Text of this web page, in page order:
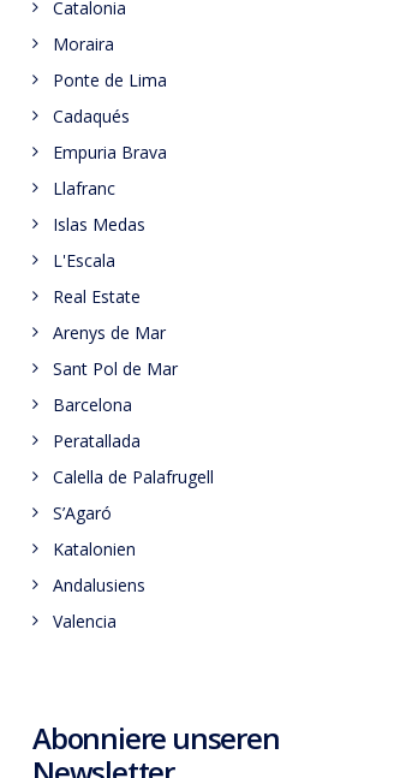
Catalonia
Moraira
Ponte de Lima
Cadaqués
Empuria Brava
Llafranc
Islas Medas
L'Escala
Real Estate
Arenys de Mar
Sant Pol de Mar
Barcelona
Peratallada
Calella de Palafrugell
S’Agaró
Katalonien
Andalusiens
Valencia
Abonniere unseren